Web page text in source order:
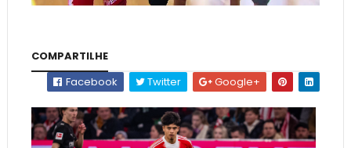
COMPARTILHE
Facebook
Twitter Google+